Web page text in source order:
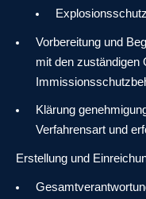
Explosionsschutz
Vorbereitung und
mit den zuständigen
Klärung
Verfahrensart und
Erstellung und